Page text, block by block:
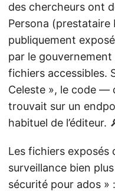
des chercheurs ont
Persona (prestataire
publiquement
par le
fichiers accessibles.
Celeste », le code —
trouvait sur un
habituel de l’éditeur.
Les fichiers exposés
surveillance bien
sécurité pour ados » :